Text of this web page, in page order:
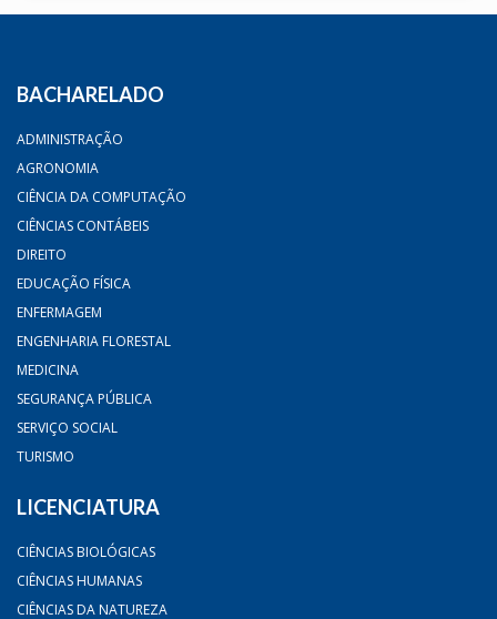
BACHARELADO
ADMINISTRAÇÃO
AGRONOMIA
CIÊNCIA DA COMPUTAÇÃO
CIÊNCIAS CONTÁBEIS
DIREITO
EDUCAÇÃO FÍSICA
ENFERMAGEM
ENGENHARIA FLORESTAL
MEDICINA
SEGURANÇA PÚBLICA
SERVIÇO SOCIAL
TURISMO
LICENCIATURA
CIÊNCIAS BIOLÓGICAS
CIÊNCIAS HUMANAS
CIÊNCIAS DA NATUREZA